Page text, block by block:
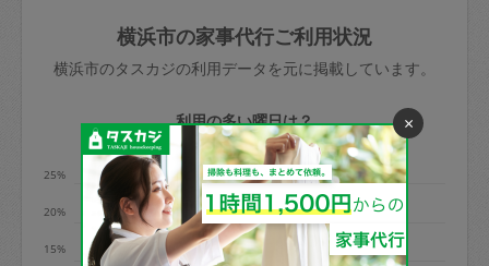
依頼者不在による当日キャンセル＝依頼
金額の100%＋交通費全額
※例：依頼日時／土曜日午前9時開始の場
合、水曜日午前9時以降はキャンセル料が
発生
水曜日9時〜金曜日9時まで＝依頼料金の
50%
金曜日9時～土曜日8時まで＝依頼金額の
きた場合は損害保険の対象外となるので
ご注意ください。
玉、など
あわせてこちらも参照ください：初めて
利用します。注意しなくてはいけない点
はありますか？
横浜市の家事代行ご利用状況
横浜市のタスカジの利用データを元に掲載しています。
利用の多い曜日は？
15%
20%
25%
×